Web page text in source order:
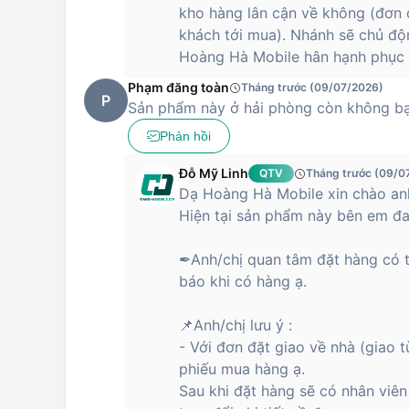
kho hàng lân cận về không
khách tới mua). Nhánh sẽ chủ
Hoàng Hà Mobile hân hạnh
P
Phạm đăng toàn Tháng trước (09/07/2026)
Sản phẩm này ở hải phòng còn không
Phản hồi
Đỗ Mỹ Linh QTV Tháng trước (09/
Dạ Hoàng Hà Mobile xin chào
Hiện tại sản phẩm này bên em
✒Anh/chị quan tâm đặt hàng có
báo khi có hàng ạ.
📌Anh/chị lưu ý :
- Với đơn đặt giao về nhà (giao
phiếu mua hàng ạ.
Sau khi đặt hàng sẽ có nhân